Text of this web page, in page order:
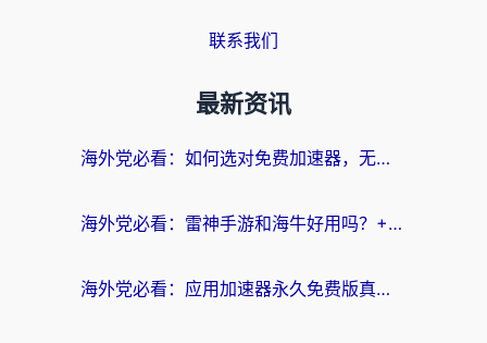
联系我们
最新资讯
海外党必看：如何选对免费加速器，无缝访问国内资源不踩坑？
海外党必看：雷神手游和海牛好用吗？+3款热门加速器实测对比，附番茄加速器无缝回国指南
海外党必看：应用加速器永久免费版真的存在吗？教你选对回国加速器无缝刷国内资源